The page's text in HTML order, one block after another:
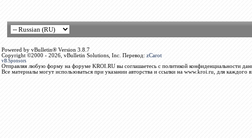
Powered by vBulletin® Version 3.8.7
Copyright ©2000 - 2026, vBulletin Solutions, Inc. Перевод: zCarot
vB.Sponsors
Отправляя любую форму на форуме KROI.RU вы соглашаетесь с политикой конфиденциальности
Все материалы могут использоваться при указании авторства и ссылки на www.kroi.ru, для каждого